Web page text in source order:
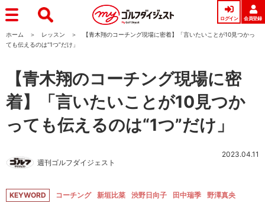
ログイン 会員登録
ホーム レッスン
【青木翔のコーチング現場に密着】「言いたいことが10見つかっ
ても伝えるのは“1つ”だけ」
【青木翔のコーチング現場に密
着】「言いたいことが10見つか
っても伝えるのは“1つ”だけ」
週刊ゴルフダイジェスト
2023.04.11
KEYWORD コーチング 新垣比菜 渋野日向子 田中瑞季
野澤真央